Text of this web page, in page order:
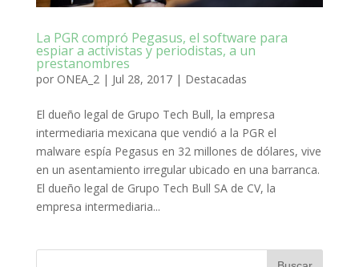
La PGR compró Pegasus, el software para
espiar a activistas y periodistas, a un
prestanombres
por ONEA_2 | Jul 28, 2017| Destacadas
El dueño legal de Grupo Tech Bull, la empresa
intermediaria mexicana que vendió a la PGR el
malware espía Pegasus en 32 millones de dólares, vive
en un asentamiento irregular ubicado en una barranca.
El dueño legal de Grupo Tech Bull SA de CV, la
empresa intermediaria...